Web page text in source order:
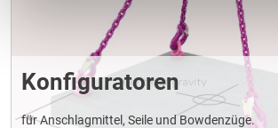
Konfiguratoren
für Anschlagmittel, Seile und Bowdenzüge.